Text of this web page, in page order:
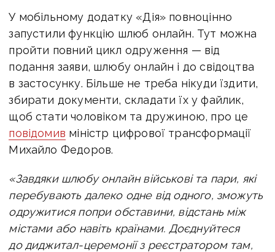
У мобільному додатку «Дія» повноцінно
запустили функцію шлюб онлайн. Тут можна
пройти повний цикл одруження — від
подання заяви, шлюбу онлайн і до свідоцтва
в застосунку. Більше не треба нікуди їздити,
збирати документи, складати їх у файлик,
щоб стати чоловіком та дружиною, про це
повідомив міністр цифрової трансформації
Михайло Федоров.
«Завдяки шлюбу онлайн військові та пари, які
перебувають далеко одне від одного, зможуть
одружитися попри обставини, відстань між
містами або навіть країнами. Доєднуйтеся
до диджитал-церемонії з реєстратором там,